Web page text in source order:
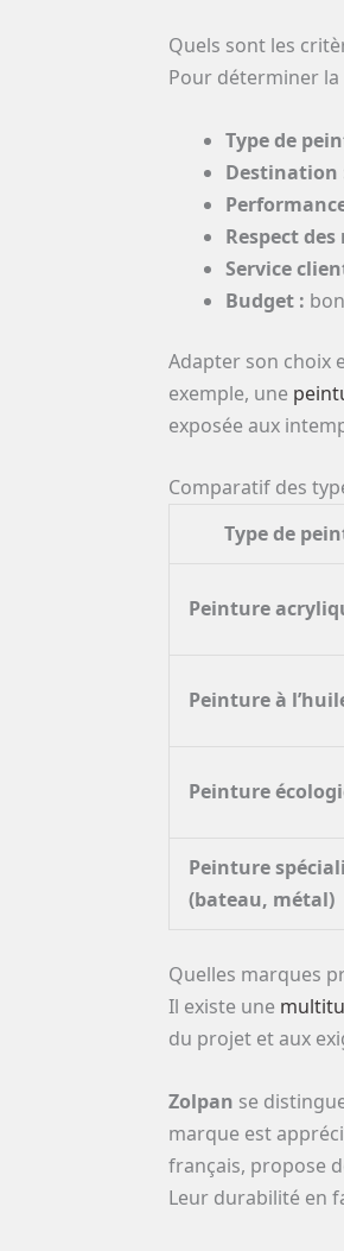
Quels sont les
Pour déterminer la
Type de
Destination
Respect
Service
Budget :
Adapter son choix
exemple, une
exposée aux
Comparatif des
Type de
Peinture
Peinture à
Peinture
Peinture
(bateau, métal)
Quelles marques
Il existe une
du projet et aux
Zolpan se
marque est
français, propose
Leur durabilité en